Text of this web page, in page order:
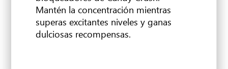
Mantén la concentración mientras
superas excitantes niveles y ganas
dulciosas recompensas.